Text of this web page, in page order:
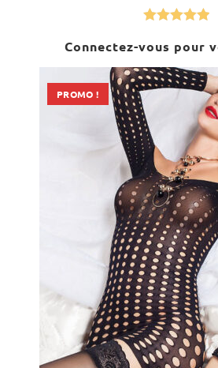
sur 5
Connectez-vous pour
PROMO !